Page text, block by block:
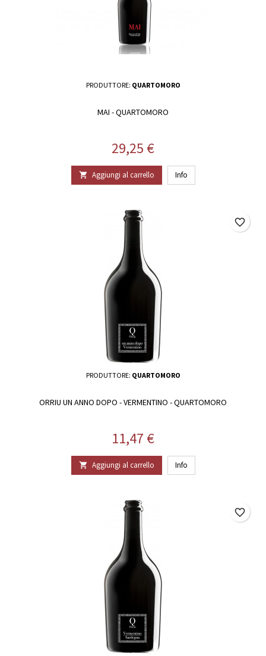
PRODUTTORE: QUARTOMORO
MAI - QUARTOMORO
Prezzo
29,25 €
 Aggiungi al carrello Info
PRODUTTORE: QUARTOMORO
ORRIU UN ANNO DOPO - VERMENTINO - QUARTOMORO
Prezzo
11,47 €
 Aggiungi al carrello Info
favorite_border
favorite_border